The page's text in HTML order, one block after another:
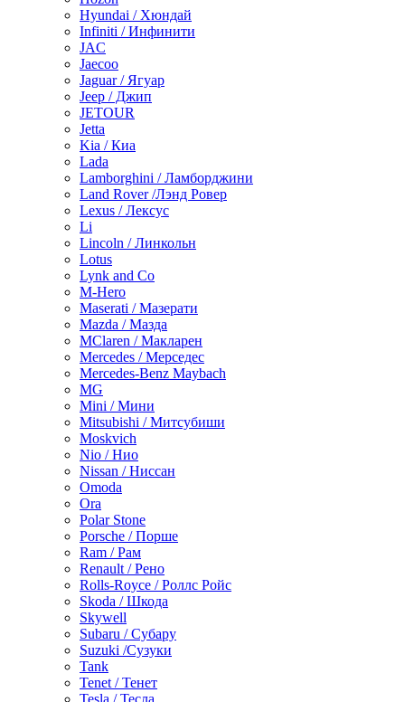
Hyundai / Хюндай
Infiniti / Инфинити
JAC
Jaecoo
Jaguar / Ягуар
Jeep / Джип
JETOUR
Jetta
Kia / Киа
Lada
Lamborghini / Ламборджини
Land Rover /Лэнд Ровер
Lexus / Лексус
Li
Lincoln / Линкольн
Lotus
Lynk and Co
M-Hero
Maserati / Мазерати
Mazda / Мазда
MClaren / Макларен
Mercedes / Мерседес
Mercedes-Benz Maybach
MG
Mini / Мини
Mitsubishi / Митсубиши
Moskvich
Nio / Нио
Nissan / Ниссан
Omoda
Ora
Polar Stone
Porsche / Порше
Ram / Рам
Renault / Рено
Rolls-Royce / Роллс Ройс
Skoda / Шкода
Skywell
Subaru / Субару
Suzuki /Сузуки
Tank
Tenet / Тенет
Tesla / Тесла